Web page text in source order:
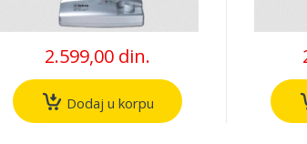
2.599,00 din.
Dodaj u korpu